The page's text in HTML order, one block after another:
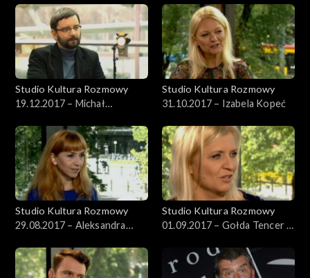
Studio Kultura Rozmowy
19.12.2017 – Michał
Studio Kultura Rozmowy
31.10.2017 – Izabela Kopeć
Studio Kultura Rozmowy
29.08.2017 – Aleksandra
Studio Kultura Rozmowy
01.09.2017 – Gołda Tencer i